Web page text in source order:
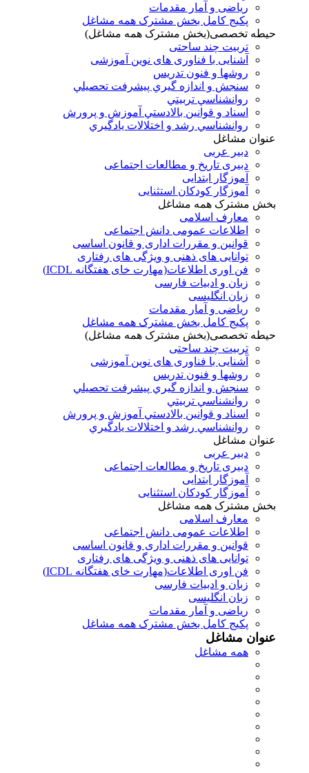
ریاضی و آمار مقدمات
پکیج کامل بخش مشترک همه مشاغل
حیطه تخصصی(بخش مشترک همه مشاغل)
تربیت چند ساحتی
آشنایی با فناوری های نوین آموزشی
روشها و فنون تدريس
سنجش و اندازه گيري پيشرفت تحصيلي
روانشناسي تربيتي
اسناد و قوانين بالادستي آموزش و پرورش
روانشناسي رشد و اختلالات يادگيري
عنوان مشاغل
دبير عربی
دبیری تاریخ و مطالعات اجتماعی
آموزگار ابتدایی
آموزگار کودکان استثنایی
بخش مشترک همه مشاغل
معارف اسلامی
اطلاعات عمومی دانش اجتماعی
قوانین و مقررات اداری و قانون اساسی
توانایی های ذهنی و ویژگی های رفتاری
فن اوری اطلاعات(مهارت خای هفتگانه ICDL)
زبان و ادبیات فارسی
زبان انگلیسی
ریاضی و آمار مقدمات
پکیج کامل بخش مشترک همه مشاغل
حیطه تخصصی(بخش مشترک همه مشاغل)
تربیت چند ساحتی
آشنایی با فناوری های نوین آموزشی
روشها و فنون تدريس
سنجش و اندازه گيري پيشرفت تحصيلي
روانشناسي تربيتي
اسناد و قوانين بالادستي آموزش و پرورش
روانشناسي رشد و اختلالات يادگيري
عنوان مشاغل
دبير عربی
دبیری تاریخ و مطالعات اجتماعی
آموزگار ابتدایی
آموزگار کودکان استثنایی
بخش مشترک همه مشاغل
معارف اسلامی
اطلاعات عمومی دانش اجتماعی
قوانین و مقررات اداری و قانون اساسی
توانایی های ذهنی و ویژگی های رفتاری
فن اوری اطلاعات(مهارت خای هفتگانه ICDL)
زبان و ادبیات فارسی
زبان انگلیسی
ریاضی و آمار مقدمات
پکیج کامل بخش مشترک همه مشاغل
عنوان مشاغل
همه مشاغل